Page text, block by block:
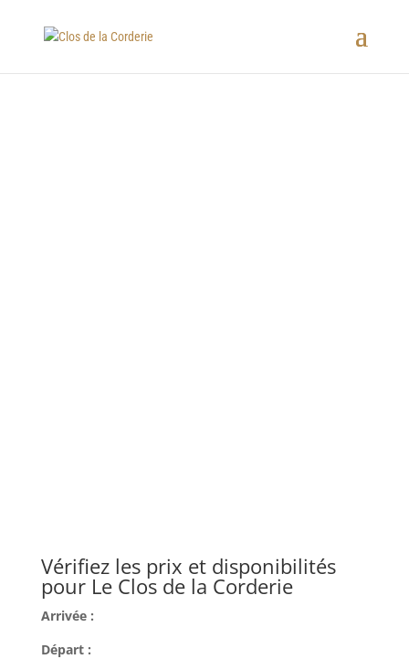
Vérifiez les prix et disponibilités
pour Le Clos de la Corderie
Arrivée :
Départ :